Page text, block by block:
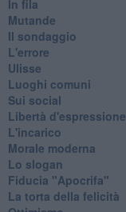
In fila
Mutande
Il sondaggio
L'errore
Ulisse
Luoghi comuni
Sui social
Libertà d'espressione
L'incarico
Morale moderna
Lo slogan
Fiducia "Apocrifa"
La torta della felicità